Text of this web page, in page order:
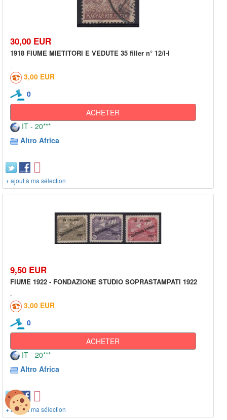
30,00 EUR
1918 FIUME MIETITORI E VEDUTE 35 filler n° 12/I-I
3,00 EUR
0
ACHETER
IT - 20***
Altro Africa
+ ajout à ma sélection
9,50 EUR
FIUME 1922 - FONDAZIONE STUDIO SOPRASTAMPATI 1922
3,00 EUR
0
ACHETER
IT - 20***
Altro Africa
+ ajout à ma sélection